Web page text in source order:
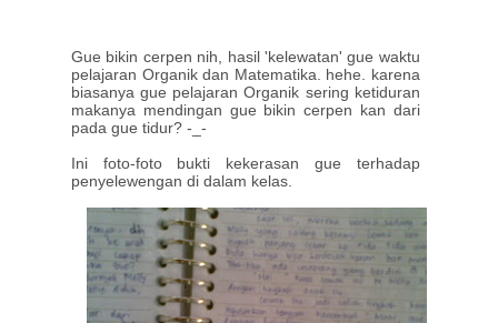
Gue bikin cerpen nih, hasil 'kelewatan' gue waktu
pelajaran Organik dan Matematika. hehe. karena
biasanya gue pelajaran Organik sering ketiduran
makanya mendingan gue bikin cerpen kan dari
pada gue tidur? -_-
Ini foto-foto bukti kekerasan gue terhadap
penyelewengan di dalam kelas.